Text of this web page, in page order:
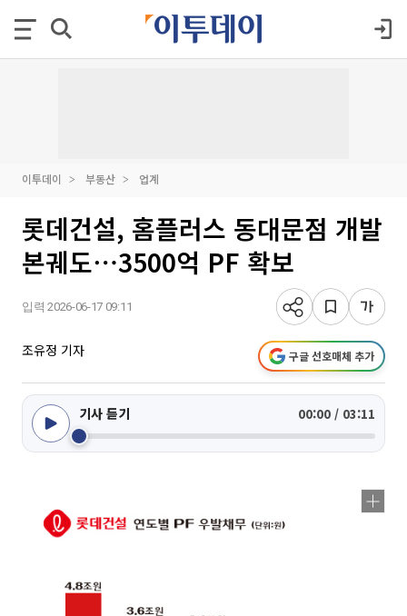
이투데이 부동산 업계
롯데건설, 홈플러스 동대문점 개발
본궤도⋯3500억 PF 확보
입력 2026-06-17 09:11
조유정 기자 구글 선호매체 추가
기사 듣기 00:00 / 03:11